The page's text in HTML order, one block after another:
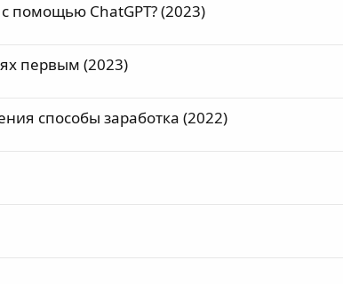
помощью ChatGPT? (2023)
первым (2023)
способы заработка (2022)